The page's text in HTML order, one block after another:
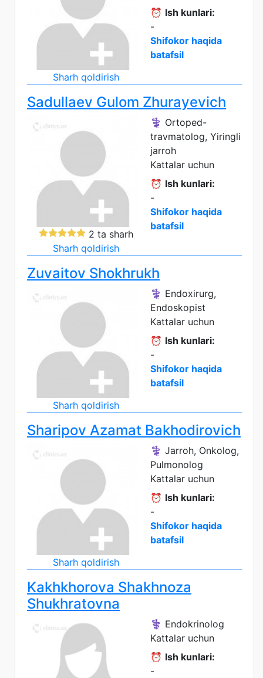
Sharh qoldirish
⏰ Ish kunlari:
-
Shifokor haqida
batafsil
Sadullaev Gulom Zhurayevich
2 ta sharh
Sharh qoldirish
⚕️ Ortoped-
travmatolog, Yiringli
jarroh
Kattalar uchun
⏰ Ish kunlari:
-
Shifokor haqida
batafsil
Zuvaitov Shokhrukh
Sharh qoldirish
⚕️ Endoxirurg,
Endoskopist
Kattalar uchun
⏰ Ish kunlari:
-
Shifokor haqida
batafsil
Sharipov Azamat Bakhodirovich
Sharh qoldirish
⚕️ Jarroh, Onkolog,
Pulmonolog
Kattalar uchun
⏰ Ish kunlari:
-
Shifokor haqida
batafsil
Kakhkhorova Shakhnoza
Shukhratovna
⚕️ Endokrinolog
Kattalar uchun
⏰ Ish kunlari:
-